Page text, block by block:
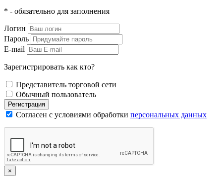
* - обязательно для заполнения
Логин
Пароль
E-mail
Зарегистрировать как кто?
Представитель торговой сети
Обычный пользователь
Регистрация
Согласен с условиями обработки персональных данных
×